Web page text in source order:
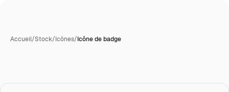
Accueil/Stock/Icônes/Icône de badge